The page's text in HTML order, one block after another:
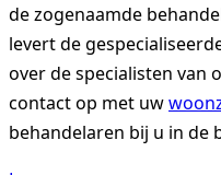
de zogenaamde
levert de
over de specialisten van
contact op met uw
behandelaren bij u in de